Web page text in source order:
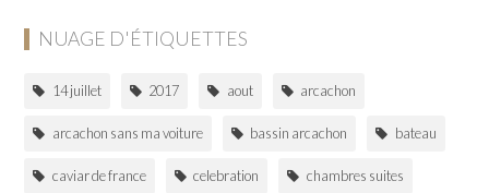
NUAGE D'ÉTIQUETTES
14 juillet 2017 aout arcachon
arcachon sans ma voiture bassin arcachon bateau
caviar de france celebration chambres suites